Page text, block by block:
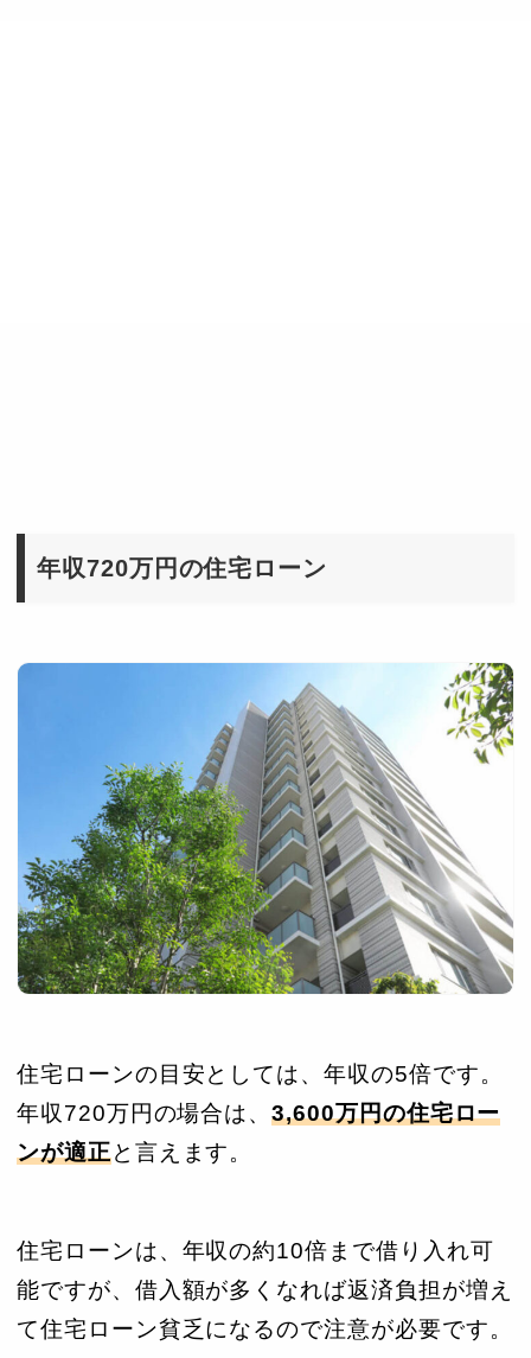
年収720万円の住宅ローン
住宅ローンの目安としては、年収の5倍です。
年収720万円の場合は、3,600万円の住宅ロー
ンが適正と言えます。
住宅ローンは、年収の約10倍まで借り入れ可
能ですが、借入額が多くなれば返済負担が増え
て住宅ローン貧乏になるので注意が必要です。